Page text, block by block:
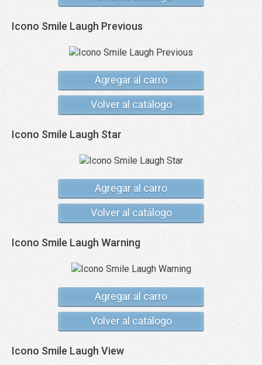
Icono Smile Laugh Previous
Agregar al carro
Volver al catálogo
Icono Smile Laugh Star
Agregar al carro
Volver al catálogo
Icono Smile Laugh Warning
Agregar al carro
Volver al catálogo
Icono Smile Laugh View